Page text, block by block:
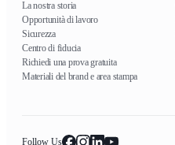
La nostra storia
Opportunità di lavoro
Sicurezza
Centro di fiducia
Richiedi una prova gratuita
Materiali del brand e area stampa
Follow Us